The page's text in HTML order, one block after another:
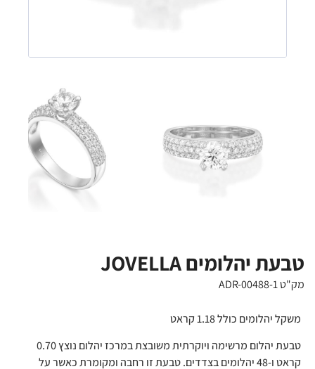
טבעת יהלומים JOVELLA
מק"ט ADR-00488-1
משקל יהלומים כולל 1.18 קראט
טבעת יהלום מרשימה ויוקרתית משובצת במרכז יהלום נוצץ 0.70
קראט ו-48 יהלומים בצדדים. טבעת זו רחבה ומקומרת כאשר על